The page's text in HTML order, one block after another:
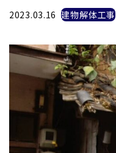
2023.03.16 建物解体工事